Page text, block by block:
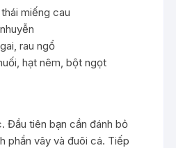
miếng cau
rau ngổ
hạt nêm, bột ngọt
Đầu tiên bạn cần đánh bỏ
phần vây và đuôi cá. Tiếp